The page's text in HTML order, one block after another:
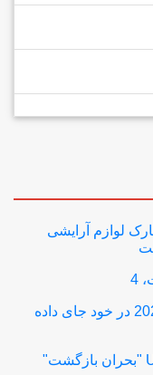
لوازم آرایشی
4
کره جنوبی مناطقی را در نزدیکی سال 2027 در خود جای داده